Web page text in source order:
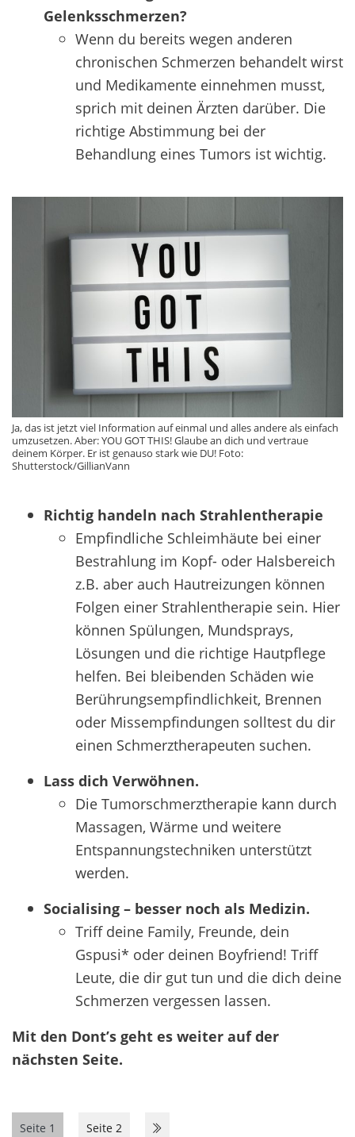
Gelenksschmerzen?
Wenn du bereits wegen anderen
chronischen Schmerzen behandelt wirst
und Medikamente einnehmen musst,
sprich mit deinen Ärzten darüber. Die
richtige Abstimmung bei der
Behandlung eines Tumors ist wichtig.
Ja, das ist jetzt viel Information auf einmal und alles andere als einfach
umzusetzen. Aber: YOU GOT THIS! Glaube an dich und vertraue
deinem Körper. Er ist genauso stark wie DU! Foto:
Shutterstock/GillianVann
Richtig handeln nach Strahlentherapie
Empfindliche Schleimhäute bei einer
Bestrahlung im Kopf- oder Halsbereich
z.B. aber auch Hautreizungen können
Folgen einer Strahlentherapie sein. Hier
können Spülungen, Mundsprays,
Lösungen und die richtige Hautpflege
helfen. Bei bleibenden Schäden wie
Berührungsempfindlichkeit, Brennen
oder Missempfindungen solltest du dir
einen Schmerztherapeuten suchen.
Lass dich Verwöhnen.
Die Tumorschmerztherapie kann durch
Massagen, Wärme und weitere
Entspannungstechniken unterstützt
werden.
Socialising – besser noch als Medizin.
Triff deine Family, Freunde, dein
Gspusi* oder deinen Boyfriend! Triff
Leute, die dir gut tun und die dich deine
Schmerzen vergessen lassen.
Mit den Dont’s geht es weiter auf der
nächsten Seite.
Seite 1 Seite 2